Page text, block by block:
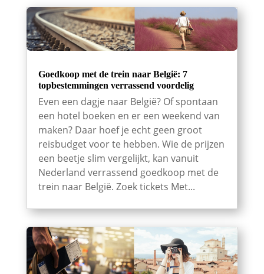
Goedkoop met de trein naar België: 7
topbestemmingen verrassend voordelig
Even een dagje naar België? Of spontaan
een hotel boeken en er een weekend van
maken? Daar hoef je echt geen groot
reisbudget voor te hebben. Wie de prijzen
een beetje slim vergelijkt, kan vanuit
Nederland verrassend goedkoop met de
trein naar België. Zoek tickets Met...